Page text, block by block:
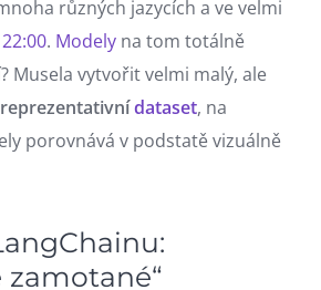
různých jazycích a ve velmi
22:00. Modely na tom totálně
Musela vytvořit velmi malý, ale
dataset, na
porovnává v podstatě vizuálně
zamotané“